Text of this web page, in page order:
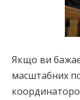
Якщо ви
масштабних